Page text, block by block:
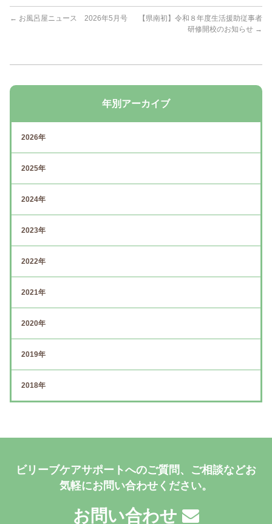
← お風呂屋ニュース 2026年5月号
【県南初】令和８年度生活援助従事者
研修開校のお知らせ →
年別アーカイブ
2026年
2025年
2024年
2023年
2022年
2021年
2020年
2019年
2018年
ビリーブケアサポートへのご質問、ご相談などお
気軽にお問い合わせください。
お問い合わせ